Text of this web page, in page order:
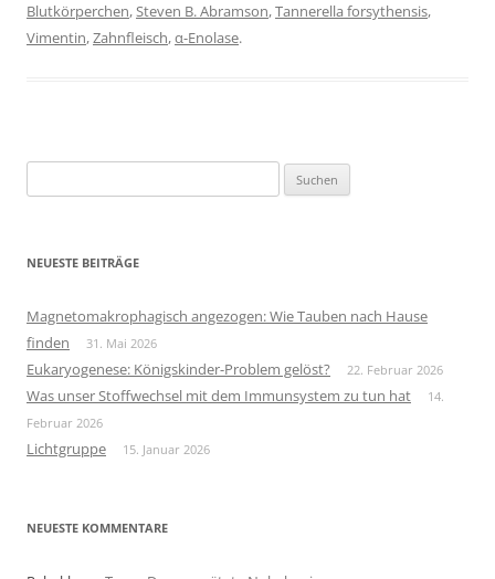
Blutkörperchen,Steven B. Abramson,Tannerella forsythensis,
Vimentin,Zahnfleisch,α-Enolase.
nach:
NEUESTE BEITRÄGE
Magnetomakrophagisch angezogen: Wie Tauben nach Hause
finden
31. Mai 2026
Eukaryogenese: Königskinder-Problem gelöst? 22. Februar 2026
Was unser Stoffwechsel mit dem Immunsystem zu tun hat
14.
Februar 2026
Lichtgruppe 15. Januar 2026
NEUESTE KOMMENTARE